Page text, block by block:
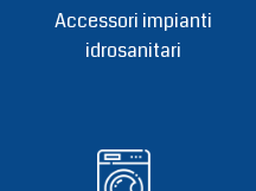
Accessori impianti
idrosanitari